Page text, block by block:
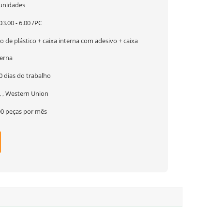
- 6.00 /PC
de plástico + caixa interna com adesivo + caixa
dias do trabalho
, Western Union
peças por mês